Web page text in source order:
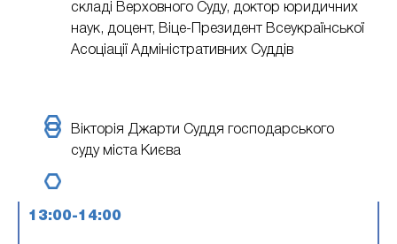
складі Верховного Суду, доктор юридичних
наук, доцент, Віце-Президент Всеукраїнської
Асоціації Адміністративних Суддів
Вікторія Джарти Суддя господарського
суду міста Києва
13:00-14:00